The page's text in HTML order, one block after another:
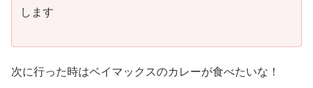
します
次に行った時はベイマックスのカレーが食べたいな！